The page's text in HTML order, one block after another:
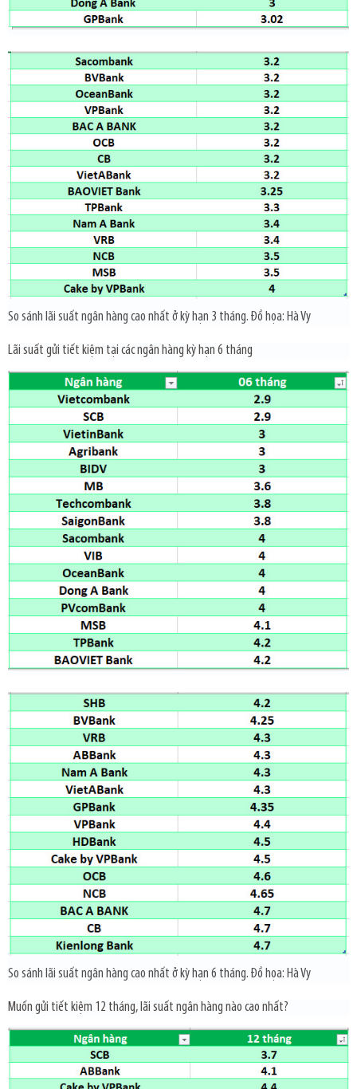
So sánh lãi suất ngân hàng cao nhất ở kỳ hạn 3 tháng. Đồ họa: Hà Vy
Lãi suất gửi tiết kiệm tại các ngân hàng kỳ hạn 6 tháng
So sánh lãi suất ngân hàng cao nhất ở kỳ hạn 6 tháng. Đồ họa: Hà Vy
Muốn gửi tiết kiệm 12 tháng, lãi suất ngân hàng nào cao nhất?